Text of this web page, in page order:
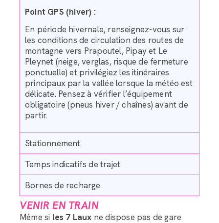
Point GPS (hiver) :
En période hivernale, renseignez-vous sur
les conditions de circulation des routes de
montagne vers Prapoutel, Pipay et Le
Pleynet (neige, verglas, risque de fermeture
ponctuelle) et privilégiez les itinéraires
principaux par la vallée lorsque la météo est
délicate. Pensez à vérifier l’équipement
obligatoire (pneus hiver / chaînes) avant de
partir.
Stationnement
Temps indicatifs de trajet
Bornes de recharge
VENIR EN TRAIN
Même si les 7 Laux ne dispose pas de gare